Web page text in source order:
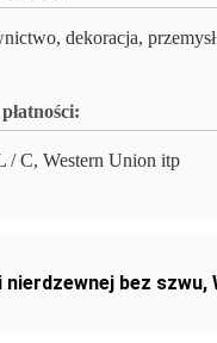
dekoracja,
/ C, Western Union itp
bez szwu,